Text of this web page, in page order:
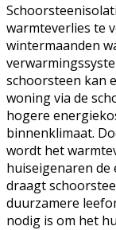
warmteverlies te
wintermaanden
schoorsteen kan
woning via de
hogere
binnenklimaat.
wordt het
huiseigenaren de
draagt
duurzamere
nodig is om het